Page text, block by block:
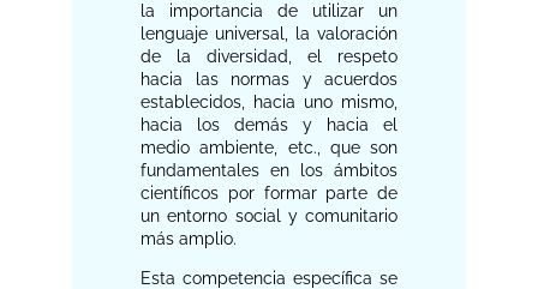
la importancia de utilizar un
lenguaje universal, la valoración
de la diversidad, el respeto
hacia las normas y acuerdos
establecidos, hacia uno mismo,
hacia los demás y hacia el
medio ambiente, etc., que son
fundamentales en los ámbitos
científicos por formar parte de
un entorno social y comunitario
más amplio.
Esta competencia específica se